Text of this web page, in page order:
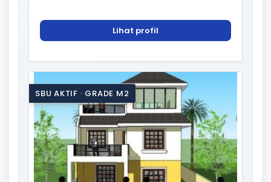
Lihat profil
SBU AKTIF · GRADE M2